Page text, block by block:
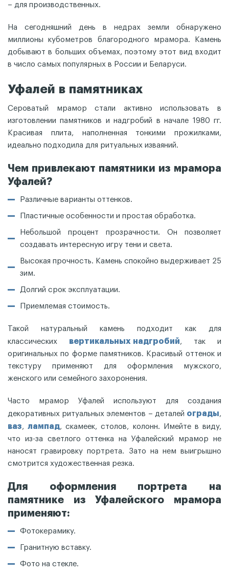
– для производственных.
На сегодняшний день в недрах земли обнаружено
миллионы кубометров благородного мрамора. Камень
добывают в больших объемах, поэтому этот вид входит
в число самых популярных в России и Беларуси.
Уфалей в памятниках
Сероватый мрамор стали активно использовать в
изготовлении памятников и надгробий в начале 1980 гг.
Красивая плита, наполненная тонкими прожилками,
идеально подходила для ритуальных изваяний.
Чем привлекают памятники из мрамора
Уфалей?
Различные варианты оттенков.
Пластичные особенности и простая обработка.
Небольшой процент прозрачности. Он позволяет
создавать интересную игру тени и света.
Высокая прочность. Камень спокойно выдерживает 25
зим.
Долгий срок эксплуатации.
Приемлемая стоимость.
Такой натуральный камень подходит как для
классических вертикальных надгробий , так и
оригинальных по форме памятников. Красивый оттенок и
текстуру применяют для оформления мужского,
женского или семейного захоронения.
Часто мрамор Уфалей используют для создания
декоративных ритуальных элементов – деталей ограды ,
ваз ,лампад, скамеек, столов, колонн. Имейте в виду,
что из-за светлого оттенка на Уфалейский мрамор не
наносят гравировку портрета. Зато на нем выигрышно
смотрится художественная резка.
Для оформления портрета на
памятнике из Уфалейского мрамора
применяют:
Фотокерамику.
Гранитную вставку.
Фото на стекле.